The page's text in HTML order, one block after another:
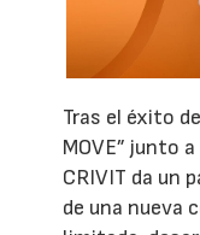
Tras el éxito
MOVE” junto
CRIVIT da un
de una nueva